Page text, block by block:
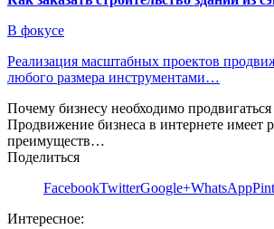
В фокусе
Реализация масштабных проектов
любого размера инструментами…
Почему бизнесу необходимо продвигаться
Продвижение бизнеса в интернете имеет
преимуществ…
Поделиться
FacebookTwitterGoogle+WhatsApp
Интересное: